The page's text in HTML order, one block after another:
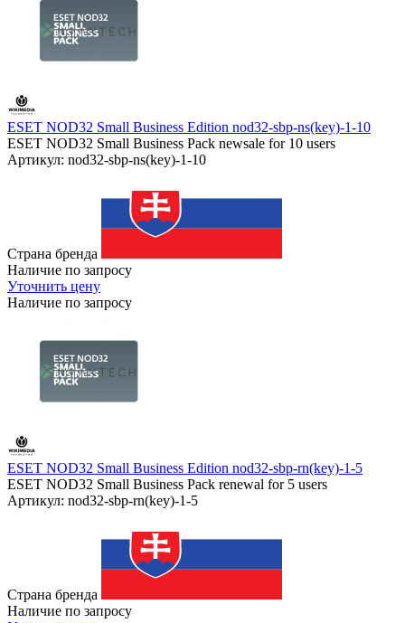
ESET NOD32 Small Business Edition nod32-sbp-ns(key)-1-10
ESET NOD32 Small Business Pack newsale for 10 users
Артикул: nod32-sbp-ns(key)-1-10
Страна бренда
Наличие по запросу
Уточнить цену
Наличие по запросу
ESET NOD32 Small Business Edition nod32-sbp-rn(key)-1-5
ESET NOD32 Small Business Pack renewal for 5 users
Артикул: nod32-sbp-rn(key)-1-5
Страна бренда
Наличие по запросу